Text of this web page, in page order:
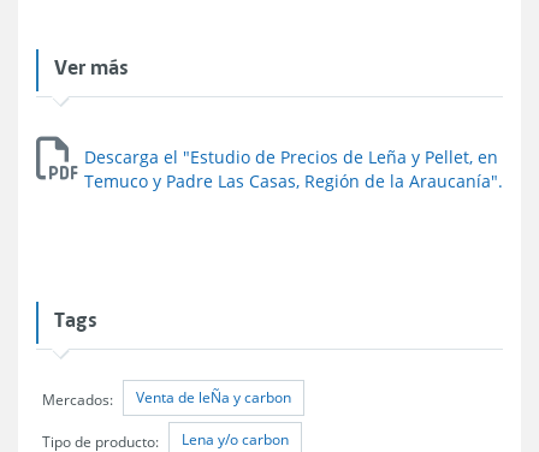
Ver más
Descarga el "Estudio de Precios de Leña y Pellet, en
Temuco y Padre Las Casas, Región de la Araucanía".
Tags
Mercados: Venta de leÑa y carbon
Tipo de producto: Lena y/o carbon